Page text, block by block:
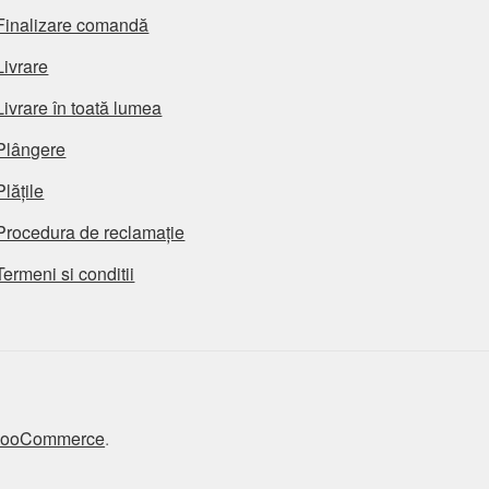
comandă
în toată lumea
de reclamație
si conditii
.